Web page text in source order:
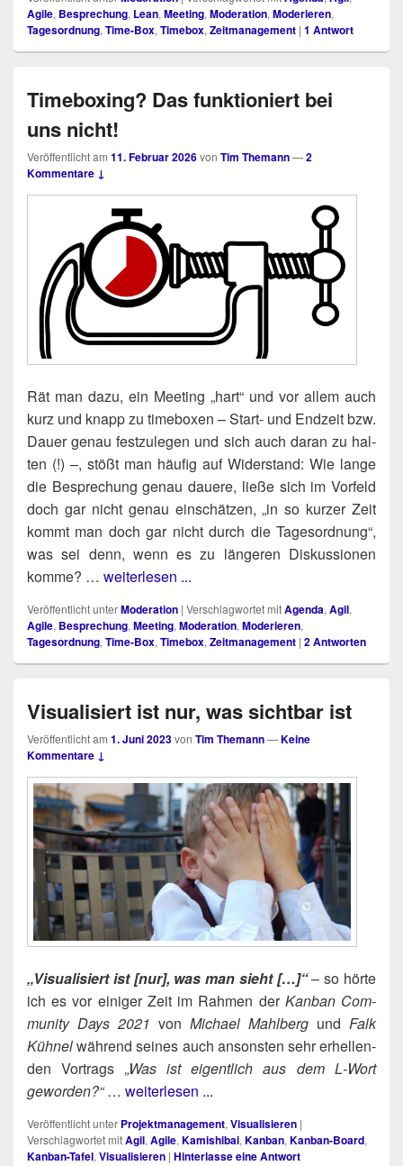
Agile, Besprechung, Lean, Meeting, Moderation, Moderieren,
Tagesordnung, Time-Box, Timebox, Zeitmanagement | 1 Antwort
Timeboxing? Das funktioniert bei
uns nicht!
Veröffentlicht am 11. Februar 2026von Tim Themann—2
Kommentare ↓
Rät man dazu, ein Mee­ting „hart“ und vor allem auch
kurz und knapp zu time­bo­xen – Start- und End­zeit bzw.
Dau­er genau fest­zu­le­gen und sich auch dar­an zu hal­
ten (!) –, stößt man häu­fig auf Wider­stand: Wie lan­ge
die Bespre­chung genau daue­re, lie­ße sich im Vor­feld
doch gar nicht genau ein­schät­zen, „in so kur­zer Zeit
kommt man doch gar nicht durch die Tages­ord­nung“,
was sei denn, wenn es zu län­ge­ren Dis­kus­sio­nen
kom­me? … weiterlesen ...
Veröffentlicht unterModeration | Verschlagwortet mitAgenda, Agil,
Agile, Besprechung, Meeting, Moderation, Moderieren,
Tagesordnung, Time-Box, Timebox, Zeitmanagement | 2Antworten
Visualisiert ist nur, was sichtbar ist
Veröffentlicht am 1. Juni 2023von Tim Themann—Keine
Kommentare ↓
„Visua­li­siert ist [nur], was man sieht […]“– so hör­te
ich es vor eini­ger Zeit im Rah­men der Kan­ban Com­
mu­ni­ty Days 2021 von Micha­el Mahl­berg und Falk
Küh­nelwäh­rend sei­nes auch ansons­ten sehr erhel­len­
den Vor­trags „Was ist eigent­lich aus dem L‑Wort
gewor­den?“… weiterlesen ...
Veröffentlicht unter Projektmanagement,Visualisieren |
Verschlagwortet mitAgil,Agile,Kamishibai,Kanban,Kanban-Board,
Kanban-Tafel,Visualisieren | Hinterlasse eine Antwort